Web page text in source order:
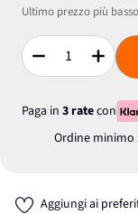
Ultimo prezzo più
Quantità
Paga in 3 ratecon
Ordine minimo
Aggiungi ai